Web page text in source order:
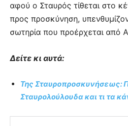
αφού ο Σταυρός τίθεται στο
προς προσκύνηση,
σωτηρία που προέρχεται από
Δείτε κι αυτά:
Της Σταυροπροσκυνήσεως:
Σταυρολούλουδα και τι τα